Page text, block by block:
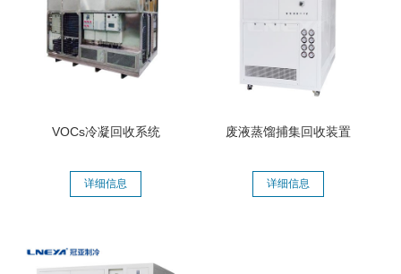
VOCs冷凝回收系统
详细信息
废液蒸馏捕集回收装置
详细信息